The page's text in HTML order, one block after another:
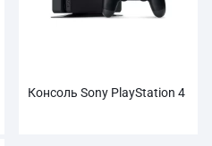
Консоль Sony PlayStation 4